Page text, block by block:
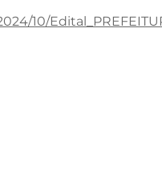
10/